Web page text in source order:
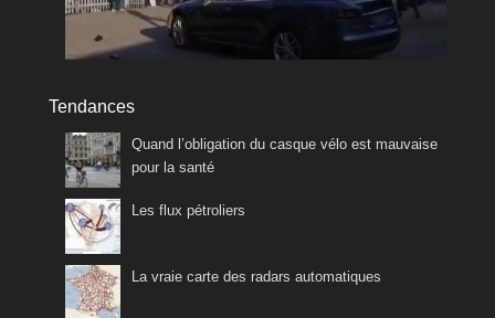
Tendances
Quand l’obligation du casque vélo est mauvaise
pour la santé
Les flux pétroliers
La vraie carte des radars automatiques